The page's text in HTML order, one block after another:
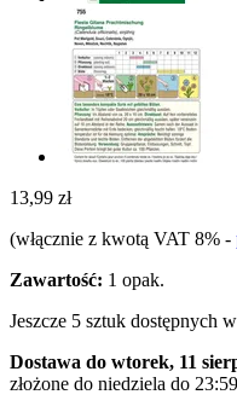
13,99 zł
(włącznie z kwotą VAT 8% -
Zawartość: 1 opak.
Jeszcze 5 sztuk dostępnych
Dostawa do wtorek, 11
złożone do niedziela do